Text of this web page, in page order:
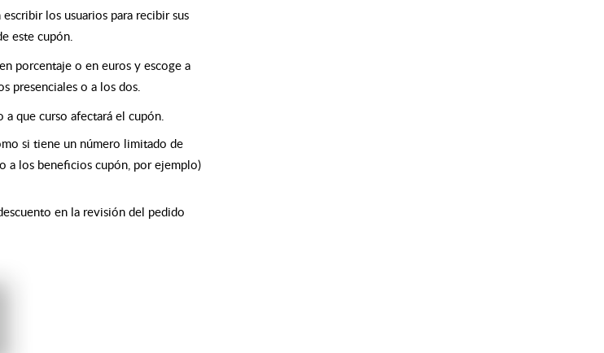
escribir los usuarios para recibir sus
este cupón.
porcentaje o en euros y escoge a
presenciales o a los dos.
que curso afectará el cupón.
si tiene un número limitado de
a los beneficios cupón, por ejemplo)
en la revisión del pedido